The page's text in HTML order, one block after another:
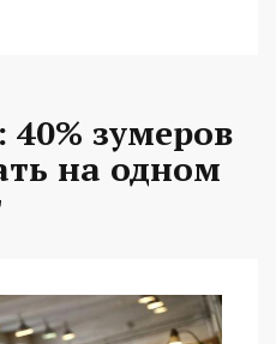
40% зумеров
на одном